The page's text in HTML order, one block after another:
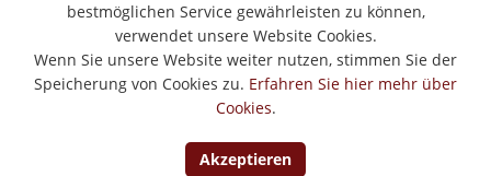
Widerruf
Versand & Lieferung
Zahlungsweisen
Vertrag widerrufen
bestmöglichen Service gewährleisten zu können,
verwendet unsere Website Cookies.
Wenn Sie unsere Website weiter nutzen, stimmen Sie der
Speicherung von Cookies zu. Erfahren Sie hier mehr über
Cookies.
Akzeptieren